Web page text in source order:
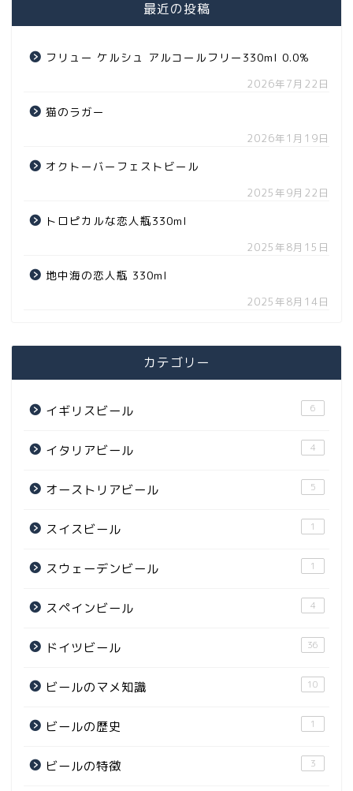
最近の投稿
フリュー ケルシュ アルコールフリー330ml 0.0%
2026年7月22日
猫のラガー
2026年1月19日
オクトーバーフェストビール
2025年9月22日
トロピカルな恋人瓶330ml
2025年8月15日
地中海の恋人瓶 330ml
2025年8月14日
カテゴリー
イギリスビール 6
イタリアビール 4
オーストリアビール 5
スイスビール 1
スウェーデンビール 1
スペインビール 4
ドイツビール 36
ビールのマメ知識 10
ビールの歴史 1
ビールの特徴 3